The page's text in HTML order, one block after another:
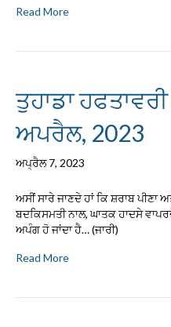
Read More
ਤੁਹਾਡਾ
ਅਪਰੈਲ, 2023
ਅਪ੍ਰੈਲ 7, 2023
ਅਸੀਂ ਸਾਰੇ ਜਾਣਦੇ ਹਾਂ ਕਿ ਸ਼ਰਾਬ ਪੀਣਾ
ਬਦਕਿਸਮਤੀ ਨਾਲ, ਘਾਤਕ ਹਾਦਸੇ
ਅਪੰਗ ਹੋ ਜਾਂਦਾ ਹੈ… (ਜਾਰੀ)
Read More